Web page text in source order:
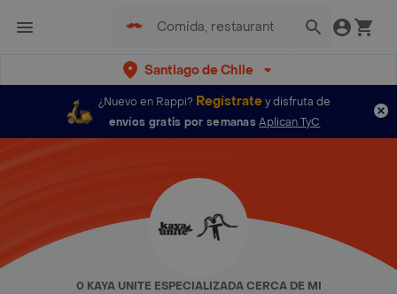
Santiago de Chile
¿Nuevo en Rappi? Regístratey disfruta de
envíos gratis por semanas Aplican TyC
0 KAYA UNITE ESPECIALIZADA CERCA DE MI